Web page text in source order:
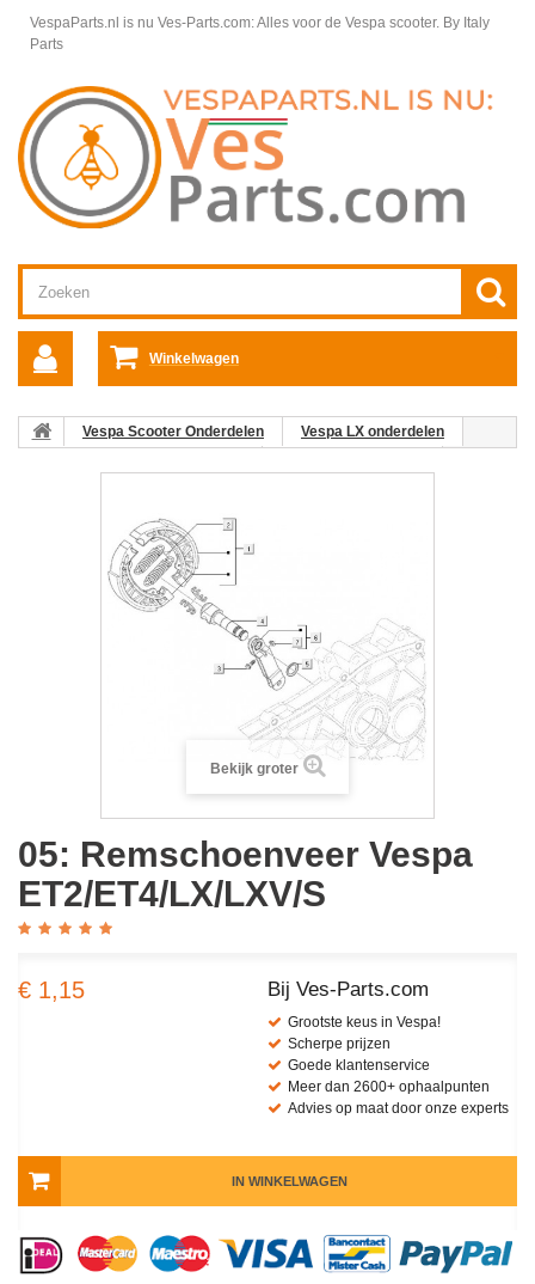
VespaParts.nl is nu Ves-Parts.com: Alles voor de Vespa scooter. By Italy
Parts
Winkelwagen
Vespa Scooter Onderdelen
Vespa LX onderdelen
ET2/ET4/LX/LXV/S
Bekijk groter
05: Remschoenveer Vespa
ET2/ET4/LX/LXV/S
€ 1,15 Bij Ves-Parts.com
Grootste keus in Vespa!
Scherpe prijzen
Goede klantenservice
Meer dan 2600+ ophaalpunten
Advies op maat door onze experts
IN WINKELWAGEN